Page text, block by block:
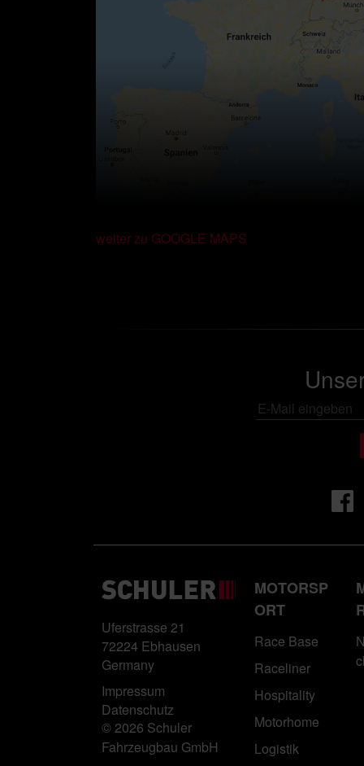
weiter zu GOOGLE MAPS
Uferstrasse 21
72224 Ebhausen
Germany
Impressum
Datenschutz
© 2026 Schuler
Fahrzeugbau GmbH
MOTORSP
ORT
Race Base
Raceliner
Hospitality
Motorhome
Logistik